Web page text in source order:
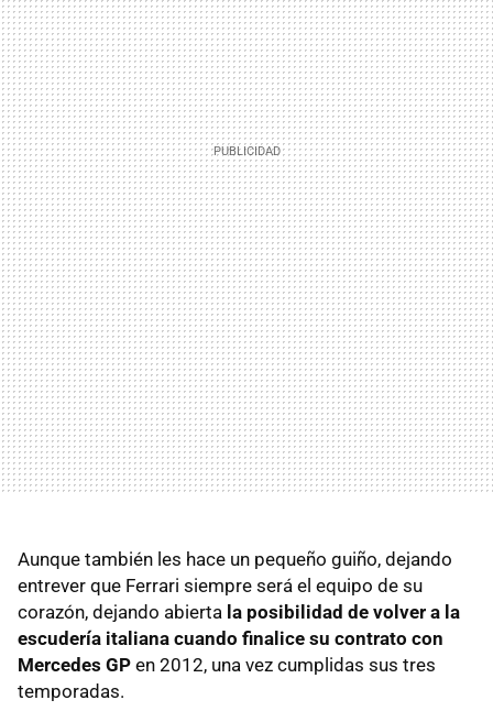
Aunque también les hace un pequeño guiño, dejando
entrever que Ferrari siempre será el equipo de su
corazón, dejando abierta la posibilidad de volver a la
escudería italiana cuando finalice su contrato con
Mercedes GP en 2012, una vez cumplidas sus tres
temporadas.